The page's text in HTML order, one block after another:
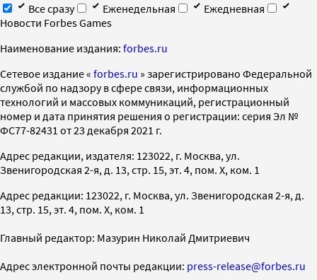
Все сразу
Еженедельная
Ежедневная
Новости Forbes Games
Наименование издания: forbes.ru
Cетевое издание « forbes.ru » зарегистрировано Федеральной
службой по надзору в сфере связи, информационных
технологий и массовых коммуникаций, регистрационный
номер и дата принятия решения о регистрации: серия Эл №
ФС77-82431 от 23 декабря 2021 г.
Адрес редакции, издателя: 123022, г. Москва, ул.
Звенигородская 2-я, д. 13, стр. 15, эт. 4, пом. X, ком. 1
Адрес редакции: 123022, г. Москва, ул. Звенигородская 2-я, д.
13, стр. 15, эт. 4, пом. X, ком. 1
Главный редактор: Мазурин Николай Дмитриевич
Адрес электронной почты редакции: press-release@forbes.ru